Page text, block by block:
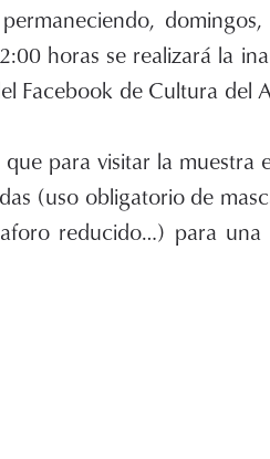
horas se realizará la
Facebook de Cultura del
para visitar la muestra
(uso obligatorio de
reducido…) para